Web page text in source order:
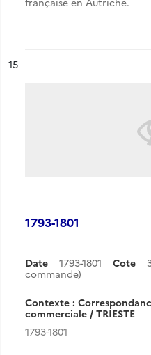
n°
15
1793-1801
Date 1793-1801 Cote
commande)
Contexte :
commerciale / TRIESTE
1793-1801